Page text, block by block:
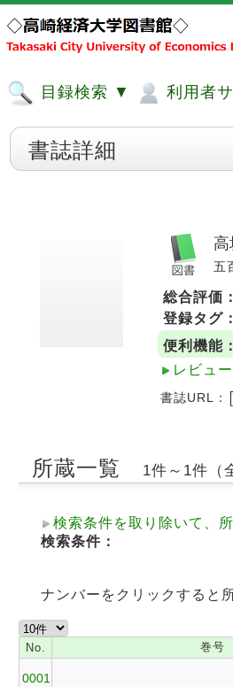
目録検索 ▼ 利用者
書誌詳細
五
総合評価：
登録タグ：
便利機能：
レビュ
書誌URL：
所蔵一覧 1件～1件（
検索条件を取り除いて、
検索条件：
ナンバーをクリックすると
No. 巻号
0001